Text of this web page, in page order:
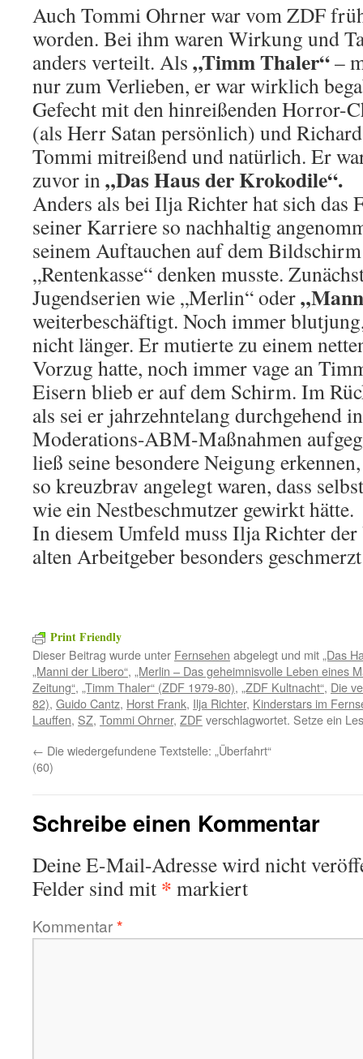
Auch Tommi Ohrner war vom ZDF
worden. Bei ihm waren Wirkung und
anders verteilt. Als „Timm Thaler“–
nur zum Verlieben, er war wirklich
Gefecht mit den hinreißenden Horror-
(als Herr Satan persönlich) und
Tommi mitreißend und natürlich. Er
zuvor in„Das Haus der Krokodile“.
Anders als bei Ilja Richter hat sich das
seiner Karriere so nachhaltig
seinem Auftauchen auf dem
„Rentenkasse“ denken musste.
Jugendserien wie „Merlin“ oder
weiterbeschäftigt. Noch immer
nicht länger. Er mutierte zu einem
Vorzug hatte, noch immer vage an
Eisern blieb er auf dem Schirm. Im
als sei er jahrzehntelang durchgehend
Moderations-ABM-Maßnahmen
ließ seine besondere Neigung
so kreuzbrav angelegt waren, dass
wie ein Nestbeschmutzer gewirkt hätte.
In diesem Umfeld muss Ilja Richter
alten Arbeitgeber besonders
Print Friendly
Dieser Beitrag wurde unter Fernsehen abgelegt und mit „Das
„Manni der Libero“, „Merlin – Das geheimnisvolle Leben eines
Zeitung“, „Timm Thaler“ (ZDF 1979-80), „ZDF Kultnacht“, Die
82), Guido Cantz, Horst Frank, Ilja Richter, Kinderstars im
Lauffen, SZ, Tommi Ohrner, ZDFverschlagwortet. Setze ein
← Die wiedergefundene Textstelle: „Überfahrt“
(60)
Schreibe einen Kommentar
Deine E-Mail-Adresse wird nicht
Felder sind mit * markiert
Kommentar*